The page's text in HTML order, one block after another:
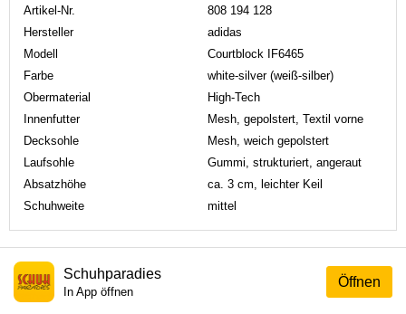
Artikel-Nr.
808 194 128
Hersteller
adidas
Modell
Courtblock IF6465
Farbe
white-silver (weiß-silber)
Obermaterial
High-Tech
Innenfutter
Mesh, gepolstert, Textil vorne
Decksohle
Mesh, weich gepolstert
Laufsohle
Gummi, strukturiert, angeraut
Absatzhöhe
ca. 3 cm, leichter Keil
Schuhweite
mittel
Öffnen
Schuhparadies
In App öffnen